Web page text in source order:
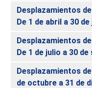
Desplazamientos
De 1 de abril a 30
Desplazamientos
De 1 de julio a 30
Desplazamientos
de octubre a 31 de